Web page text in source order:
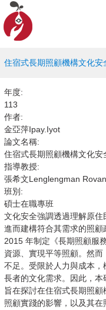
住宿式長期照顧機構文化
年度:
113
作者:
金亞萍Ipay.Iyot
論文名稱:
住宿式長期照顧機構文化
指導教授:
張希文Lenglengman
班別:
碩士在職專班
文化安全強調透過理解原住
進而建構符合其需求的照顧
2015 年制定《長期照顧服
資源、實現平等照顧。然
不足。受限於人力與成本
長者的文化需求。因此，
旨在探討在住宿式長期照
照顧實踐的影響，以及其